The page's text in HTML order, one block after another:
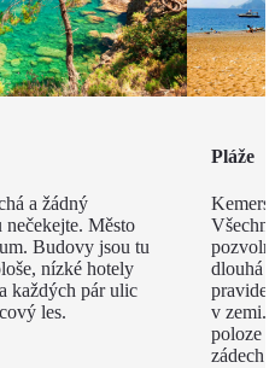
a žádný
Město
Budovy jsou tu
nízké hotely
každých pár ulic
les.
Pláže
dlouhá
v zemi.
poloze
zádech.